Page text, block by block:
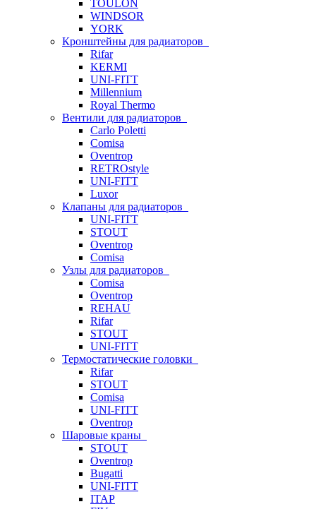
TOULON
WINDSOR
YORK
Кронштейны для радиаторов
Rifar
KERMI
UNI-FITT
Millennium
Royal Thermo
Вентили для радиаторов
Carlo Poletti
Comisa
Oventrop
RETROstyle
UNI-FITT
Luxor
Клапаны для радиаторов
UNI-FITT
STOUT
Oventrop
Comisa
Узлы для радиаторов
Comisa
Oventrop
REHAU
Rifar
STOUT
UNI-FITT
Термостатические головки
Rifar
STOUT
Comisa
UNI-FITT
Oventrop
Шаровые краны
STOUT
Oventrop
Bugatti
UNI-FITT
ITAP